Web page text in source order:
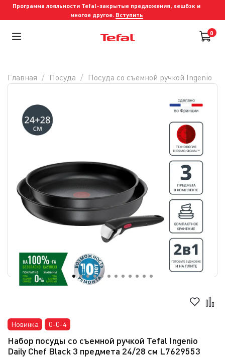
Программа лояльности Tefal-закрытые предложения, кешбэк и
многое другое. Вступить
0
Новинка 0-0-4
Набор посуды со съемной ручкой Tefal Ingenio
Daily Chef Black 3 предмета 24/28 см L7629553
Главная Посуда Посуда со съемной ручкой Ingenio